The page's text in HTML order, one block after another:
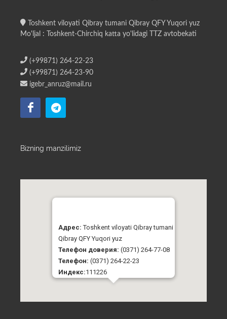
Toshkent viloyati Qibray tumani Qibray QFY Yuqori yuz
Mo'ljal : Toshkent-Chirchiq katta yo'lidagi TTZ avtobekati
(+99871) 264-22-23
(+99871) 264-23-90
igebr_anruz@mail.ru
Bizning manzilimiz
Адрес:Toshkent viloyati Qibray tumani
Qibray QFY Yuqori yuz
Телефон доверия: (0371) 264-77-08
Телефон: (0371) 264-22-23
Индекс:111226